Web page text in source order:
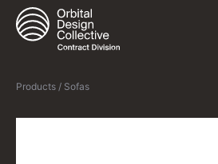
Products / Sofas